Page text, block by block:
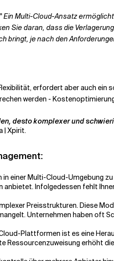
Ein Multi-Cloud-Ansatz
Sie daran, dass die
bringt, je nach den
erfordert aber auch
werden -
desto komplexer und
| Xpirit.
einer Multi-Cloud-Umgebung
Infolgedessen fehlt
Preisstrukturen. Diese
Unternehmen haben oft
Plattformen ist es eine
erhöht